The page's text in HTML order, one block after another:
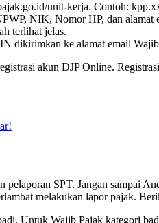
unit-kerja. Contoh:
NIK, Nomor HP, dan
terlihat jelas.
dikirimkan ke alamat email
akun DJP Online.
SPT. Jangan sampai
melakukan lapor pajak.
Untuk Wajib Pajak kategori